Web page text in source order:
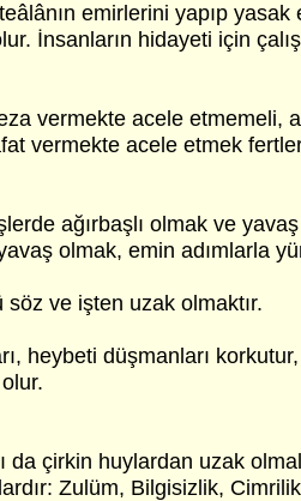
emirlerini yapıp yasak
İnsanların hidayeti için
vermekte acele etmemeli,
vermekte acele etmek
ağırbaşlı olmak ve
olmak, emin adımlarla
söz ve işten uzak olmaktır.
heybeti düşmanları korkutur,
da çirkin huylardan uzak
Zulüm, Bilgisizlik,